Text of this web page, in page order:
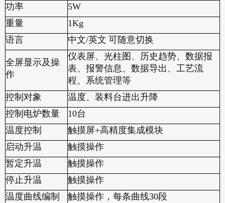
功率
5W
重量
1Kg
语言
中文/英文 可随意切换
全屏显示及操
作
仪表屏、光柱图、历史趋势、数据报
表、报警信息、数据导出、工艺流
程、系统管理等
控制对象
温度、装料台进出升降
控制电炉数量
10台
温度控制
触摸屏+高精度集成模块
启动升温
触摸操作
暂定升温
触摸操作
停止升温
触摸操作
温度曲线编制
触摸操作，每条曲线30段